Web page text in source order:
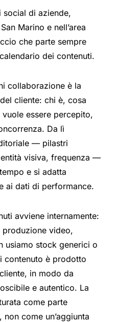
di aziende,
Marino e nell’area
che parte sempre
dei contenuti.
collaborazione è la
cliente: chi è, cosa
essere percepito,
Da lì
— pilastri
visiva, frequenza —
e si adatta
ai dati di performance.
avviene internamente:
video,
usiamo stock generici o
è prodotto
in modo da
e autentico. La
come parte
come un’aggiunta